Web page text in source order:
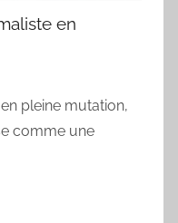
en
pleine mutation,
comme une